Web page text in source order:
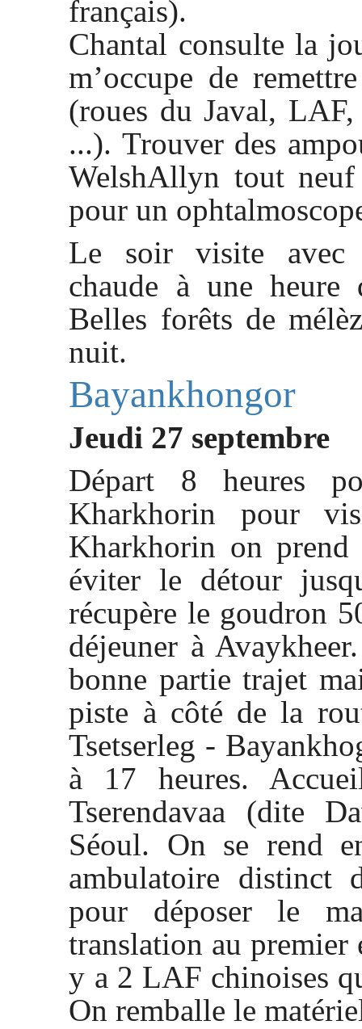
français).
Chantal consulte la
m’occupe de
(roues du Javal, LAF,
...). Trouver des
WelshAllyn tout
pour un
Le soir visite avec
chaude à une heure
Belles forêts de
nuit.
Bayankhongor
Jeudi 27 septembre
Départ 8 heures
Kharkhorin pour
Kharkhorin on
éviter le détour
récupère le goudron
déjeuner à
bonne partie trajet
piste à côté de la
Tsetserleg -
à 17 heures.
Tserendavaa (dite
Séoul. On se rend
ambulatoire distinct
pour déposer le
translation au premier
y a 2 LAF chinoises
On remballe le